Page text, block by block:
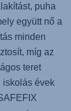
puha
együtt nő a
minden
míg az
teret
iskolás évek